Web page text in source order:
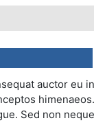
auctor eu
Sed non